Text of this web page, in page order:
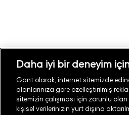
Türkiye Mağaza Bul
Daha iyi bir deneyim
Gant olarak, internet sitemizde
alanlarınıza göre özelleştirilmiş
sitemizin çalışması için zorunlu olan
kişisel verilerinizin yurt dışına